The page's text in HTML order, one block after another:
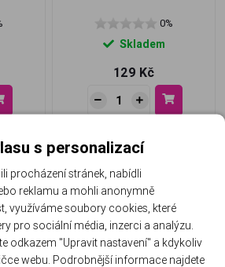
0%
Skladem
129 Kč
s personalizací
procházení stránek, nabídli
reklamu a mohli anonymně
využíváme soubory cookies, které
pro sociální média, inzerci a analýzu.
odkazem "Upravit nastavení" a kdykoliv
webu. Podrobnější informace najdete